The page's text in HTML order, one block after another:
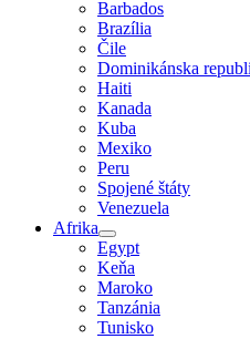
Barbados
Brazília
Čile
Dominikánska
Haiti
Kanada
Kuba
Mexiko
Peru
Spojené štáty
Venezuela
Afrika
Egypt
Keňa
Maroko
Tanzánia
Tunisko